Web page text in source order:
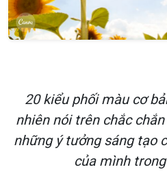
20 kiểu phối màu cơ
nhiên nói trên chắc
những ý tưởng sáng tạo
của mình